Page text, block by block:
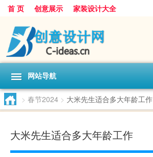
首 页 创意展示 家装设计大全
网站导航
> 春节2024 > 大米先生适合多大年龄工作
大米先生适合多大年龄工作